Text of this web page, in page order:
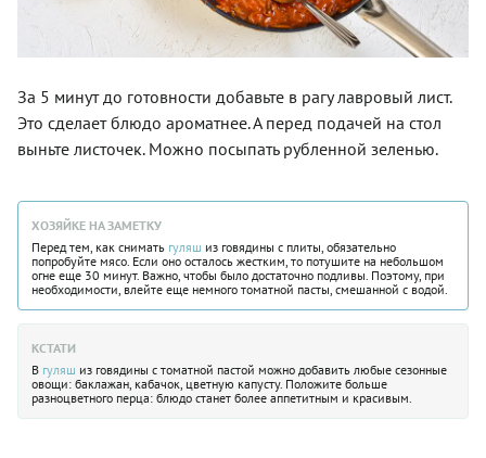
За 5 минут до готовности добавьте в рагу лавровый лист.
Это сделает блюдо ароматнее. А перед подачей на стол
выньте листочек. Можно посыпать рубленной зеленью.
ХОЗЯЙКЕ НА ЗАМЕТКУ
Перед тем, как снимать гуляш из говядины с плиты, обязательно
попробуйте мясо. Если оно осталось жестким, то потушите на небольшом
огне еще 30 минут. Важно, чтобы было достаточно подливы. Поэтому, при
необходимости, влейте еще немного томатной пасты, смешанной с водой.
КСТАТИ
В гуляш из говядины с томатной пастой можно добавить любые сезонные
овощи: баклажан, кабачок, цветную капусту. Положите больше
разноцветного перца: блюдо станет более аппетитным и красивым.